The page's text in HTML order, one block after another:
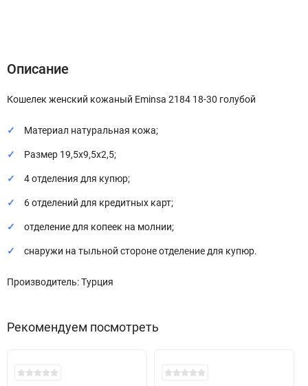
Описание
Кошелек женский кожаный Eminsa 2184 18-30 голубой
Материал натуральная кожа;
Размер 19,5х9,5х2,5;
4 отделения для купюр;
6 отделений для кредитных карт;
отделение для копеек на молнии;
снаружи на тыльной стороне отделение для купюр.
Производитель: Турция
Рекомендуем посмотреть
Хит! Хит!